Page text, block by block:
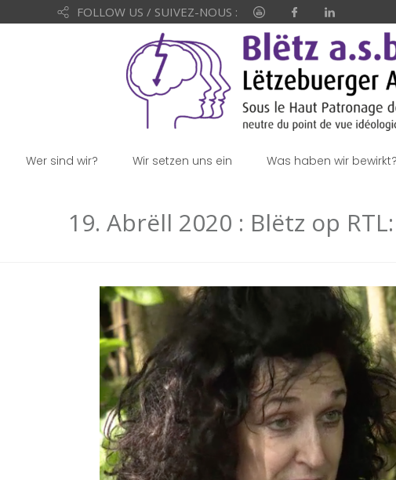
FOLLOW US / SUIVEZ-NOUS :
Wer sind wir? Wir setzen uns ein Was haben wir bewirkt?
19. Abrëll 2020 : Blëtz op